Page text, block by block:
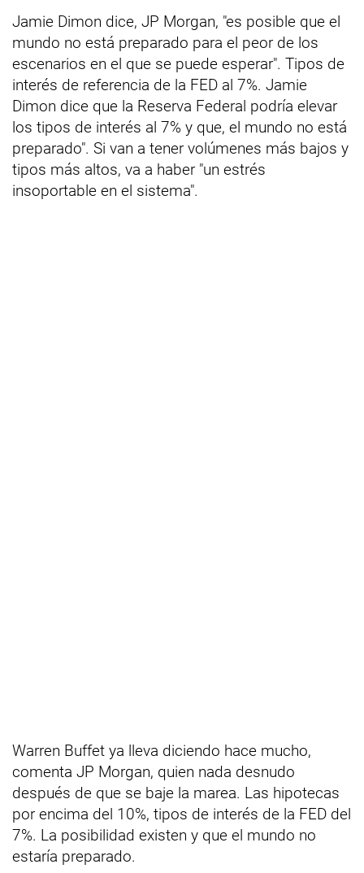
Jamie Dimon dice, JP Morgan, "es posible que el
mundo no está preparado para el peor de los
escenarios en el que se puede esperar". Tipos de
interés de referencia de la FED al 7%. Jamie
Dimon dice que la Reserva Federal podría elevar
los tipos de interés al 7% y que, el mundo no está
preparado". Si van a tener volúmenes más bajos y
tipos más altos, va a haber "un estrés
insoportable en el sistema".
Warren Buffet ya lleva diciendo hace mucho,
comenta JP Morgan, quien nada desnudo
después de que se baje la marea. Las hipotecas
por encima del 10%, tipos de interés de la FED del
7%. La posibilidad existen y que el mundo no
estaría preparado.